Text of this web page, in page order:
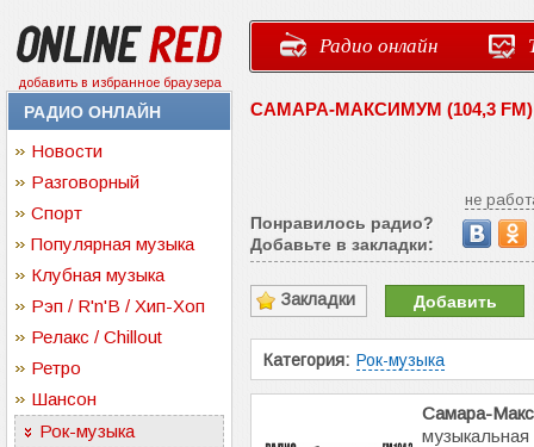
добавить в избранное браузера
Радио онлайн
РАДИО ОНЛАЙН
Новости
Разговорный
Спорт
Популярная музыка
Клубная музыка
Рэп / R'n'B / Хип-Хоп
Релакс / Chillout
Ретро
Шансон
Рок-музыка
САМАРА-МАКСИМУМ (104,3
не
Понравилось радио?
Добавьте в закладки:
Закладки Добавить
Категория: Рок-музыка
Самара-